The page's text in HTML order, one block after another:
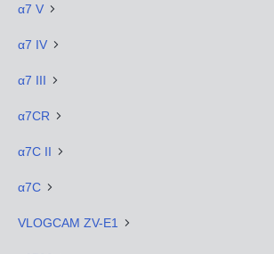
α7 V
α7 IV
α7 III
α7CR
α7C II
α7C
VLOGCAM ZV-E1